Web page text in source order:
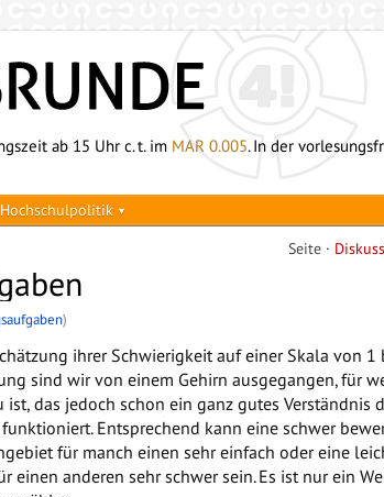
ab 15 Uhr c. t. im MAR 0.005. In der
Hochschulpolitik
Seite
)
ihrer Schwierigkeit auf einer Skala von 1
sind wir von einem Gehirn ausgegangen, für
das jedoch schon ein ganz gutes Verständnis
Entsprechend kann eine schwer
für manch einen sehr einfach oder eine
einen anderen sehr schwer sein. Es ist nur ein